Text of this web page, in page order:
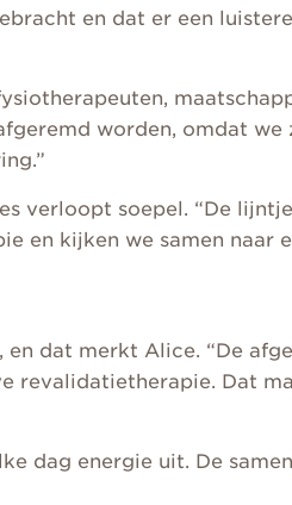
en dat er een
worden, omdat
verloopt soepel. “De
en kijken we samen
dat merkt Alice. “De
revalidatietherapie. Dat
dag energie uit. De